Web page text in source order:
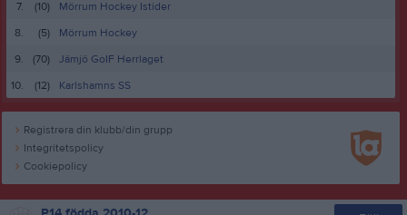
7.
(10)
Mörrum Hockey Istider
8.
(5)
Mörrum Hockey
9.
(70)
Jämjö GoIF Herrlaget
10.
(12) Karlshamns SS
Registrera din klubb/din grupp
Integritetspolicy
Cookiepolicy